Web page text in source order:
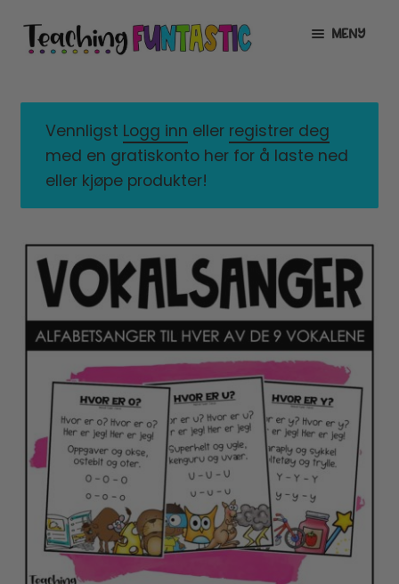
Hopp
til
Hopp
til
MENY
UNDERMENY
MIN KONTO
UNDERMENY
LISENSER
UTVID
UNDERMENY
TIPSHJØRNET
KURS
Vennligst Logg inn eller registrer deg
med en gratiskonto her for å laste ned
eller kjøpe produkter!